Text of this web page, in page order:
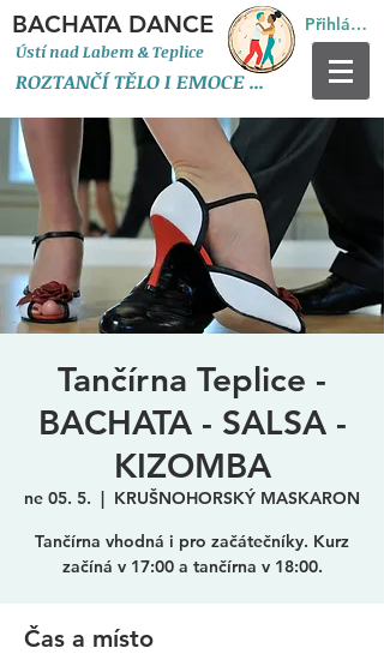
Přihlásit se
BACHATA DANCE
ROZTANČÍ TĚLO I EMOCE...
Ústí nad Labem & Teplice
Tančírna Teplice -
BACHATA - SALSA -
KIZOMBA
ne 05. 5.
  |
KRUŠNOHORSKÝ MASKARON
Tančírna vhodná i pro začátečníky. Kurz
začíná v 17:00 a tančírna v 18:00.
Čas a místo